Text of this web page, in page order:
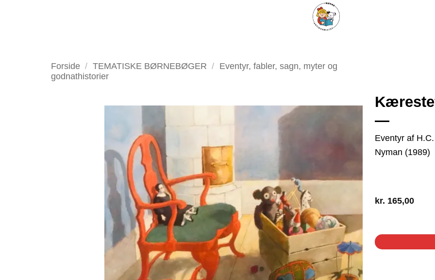
Forside / TEMATISKE BØRNEBØGER / Eventyr, fabler, sagn, myter og
godnathistorier
Eventyr af
Nyman (1989)
kr. 165,00